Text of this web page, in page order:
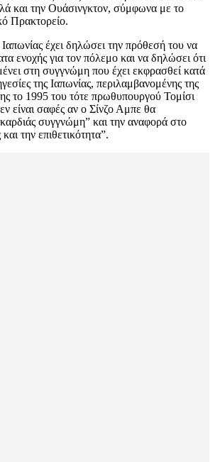
και την Ουάσινγκτον, σύμφωνα με το
Πρακτορείο.
έχει δηλώσει την πρόθεσή του να
ενοχής για τον πόλεμο και να δηλώσει ότι
στη συγγνώμη που έχει εκφρασθεί κατά
της Ιαπωνίας, περιλαμβανομένης της
το 1995 του τότε πρωθυπουργού Τομίσι
είναι σαφές αν ο Σίνζο Αμπε θα
συγγνώμη” και την αναφορά στο
την επιθετικότητα”.